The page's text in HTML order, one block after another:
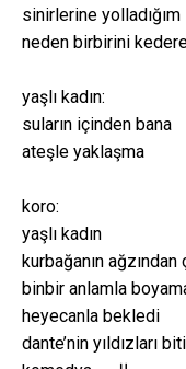
sinirlerine
neden birbirini
yaşlı kadın:
suların içinden bana
ateşle yaklaşma
koro:
yaşlı kadın
kurbağanın
binbir anlamla
heyecanla bekledi
dante’nin yıldızları